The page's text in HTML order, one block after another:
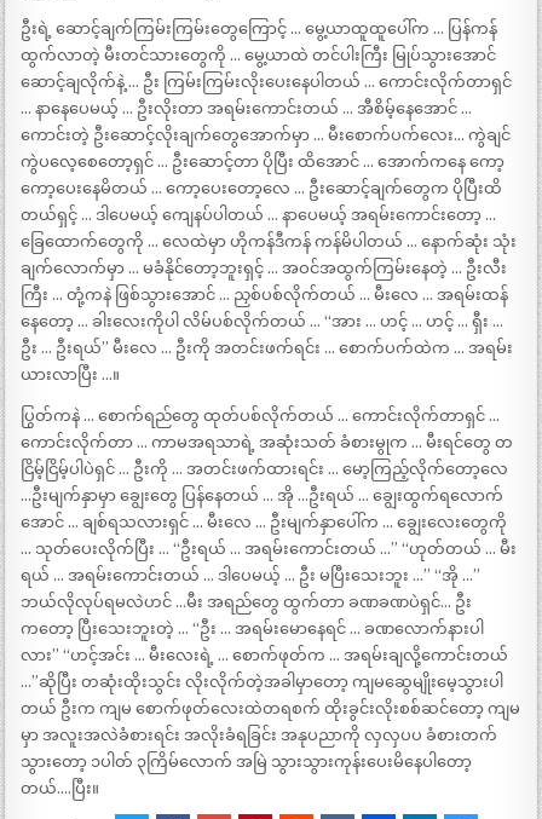
ဦးရဲ့ ဆောင့်ချက်ကြမ်းကြမ်းတွေကြောင့် … မွေ့ယာထူထူပေါ်က … ပြန်ကန်
ထွက်လာတဲ့ မီးတင်သားတွေကို … မွေ့ယာထဲ တင်ပါးကြီး မြုပ်သွားအောင်
ဆောင့်ချလိုက်နဲ့ … ဦး ကြမ်းကြမ်းလိုးပေးနေပါတယ် … ကောင်းလိုက်တာရှင်
… နာနေပေမယ့် … ဦးလိုးတာ အရမ်းကောင်းတယ် … အီစိမ့်နေအောင် …
ကောင်းတဲ့ ဦးဆောင့်လိုးချက်တွေအောက်မှာ … မီးစောက်ပက်လေး… ကွဲချင်
ကွဲပလေ့စေတော့ရှင် … ဦးဆောင့်တာ ပိုပြီး ထိအောင် … အောက်ကနေ ကော့
ကော့ပေးနေမိတယ် … ကော့ပေးတော့လေ … ဦးဆောင့်ချက်တွေက ပိုပြီးထိ
တယ်ရှင့် … ဒါပေမယ့် ကျေနပ်ပါတယ် … နာပေမယ့် အရမ်းကောင်းတော့ …
ခြေထောက်တွေကို … လေထဲမှာ ဟိုကန်ဒီကန် ကန်မိပါတယ် … နောက်ဆုံး သုံး
ချက်လောက်မှာ … မခံနိုင်တော့ဘူးရှင့် … အဝင်အထွက်ကြမ်းနေတဲ့ … ဦးလီး
ကြီး … တုံ့ကနဲ ဖြစ်သွားအောင် … ညှစ်ပစ်လိုက်တယ် … မီးလေ … အရမ်းထန်
နေတော့ … ခါးလေးကိုပါ လိမ်ပစ်လိုက်တယ် … “အား … ဟင့် … ဟင့် … ရှီး …
ဦး … ဦးရယ်” မီးလေ … ဦးကို အတင်းဖက်ရင်း … စောက်ပက်ထဲက … အရမ်း
ယားလာပြီး …။
ပြွတ်ကနဲ … စောက်ရည်တွေ ထုတ်ပစ်လိုက်တယ် … ကောင်းလိုက်တာရှင် …
ကောင်းလိုက်တာ … ကာမအရသာရဲ့ အဆုံးသတ် ခံစားမွုက … မီးရင်တွေ တ
ငြိမ့်ငြိမ့်ပါပဲရှင် … ဦးကို … အတင်းဖက်ထားရင်း … မော့ကြည့်လိုက်တော့လေ
…ဦးမျက်နှာမှာ ချွေးတွေ ပြန်နေတယ် … အို …ဦးရယ် … ချွေးထွက်ရလောက်
အောင် … ချစ်ရသလားရှင် … မီးလေ … ဦးမျက်နှာပေါ်က … ချွေးလေးတွေကို
… သုတ်ပေးလိုက်ပြီး … “ဦးရယ် … အရမ်းကောင်းတယ် …” “ဟုတ်တယ် … မီး
ရယ် … အရမ်းကောင်းတယ် … ဒါပေမယ့် … ဦး မပြီးသေးဘူး …” “အို …”
ဘယ်လိုလုပ်ရမလဲဟင် …မီး အရည်တွေ ထွက်တာ ခဏခဏပဲရှင်… ဦး
ကတော့ ပြီးသေးဘူးတဲ့ … “ဦး … အရမ်းမောနေရင် … ခဏလောက်နားပါ
လား” “ဟင့်အင်း … မီးလေးရဲ့ … စောက်ဖုတ်က … အရမ်းချလို့ကောင်းတယ်
…”ဆိုပြီး တဆုံးထိုးသွင်း လိုးလိုက်တဲ့အခါမှာတော့ ကျမဆွေမျိုးမေ့သွားပါ
တယ် ဦးက ကျမ စောက်ဖုတ်လေးထဲတရစက် ထိုးခွင်းလိုးစစ်ဆင်တော့ ကျမ
မှာ အလူးအလဲခံစားရင်း အလိုးခံရခြင်း အနုပညာကို လှလှပပ ခံစားတက်
သွားတော့ ၁ပါတ် ၃ကြိမ်လောက် အမြဲ သွားသွားကုန်းပေးမိနေပါတော့
တယ်….ပြီး။